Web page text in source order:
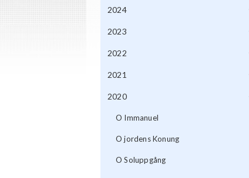
2024
2023
2022
2021
2020
O Immanuel
O jordens Konung
O Soluppgång